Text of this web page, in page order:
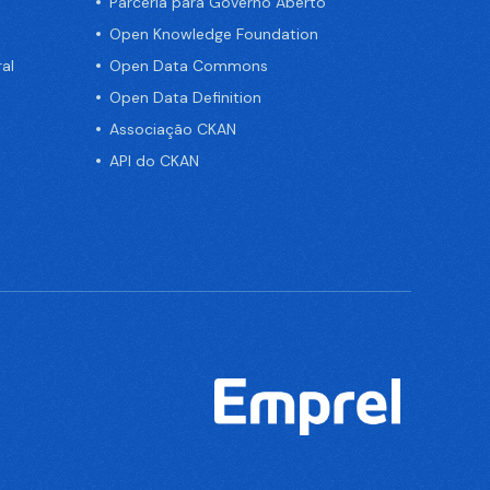
Open Knowledge Foundation
Open Data Commons
Open Data Definition
Associação CKAN
API do CKAN